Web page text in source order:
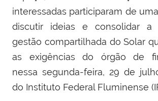
interessadas participaram de
discutir ideias e consolidar a
gestão compartilhada do Solar
as exigências do órgão de
nessa segunda-feira, 29 de
do Instituto Federal Fluminense